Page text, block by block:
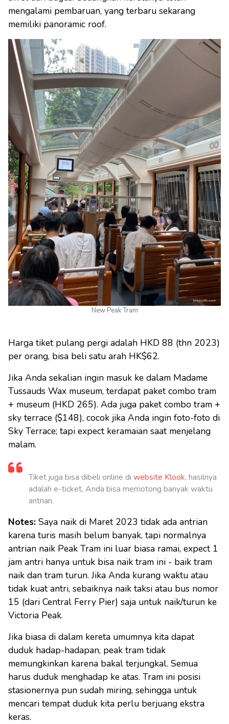
mengalami pembaruan, yang terbaru sekarang
memiliki panoramic roof.
New Peak Tram
Harga tiket pulang pergi adalah HKD 88 (thn 2023)
per orang, bisa beli satu arah HK$62.
Jika Anda sekalian ingin masuk ke dalam Madame
Tussauds Wax museum, terdapat paket combo tram
+ museum (HKD 265). Ada juga paket combo tram +
sky terrace ($148), cocok jika Anda ingin foto-foto di
Sky Terrace; tapi expect keramaian saat menjelang
malam.
Tiket juga bisa dibeli online di website Klook, hasilnya
adalah e-ticket, Anda bisa memotong banyak waktu
antrian.
Notes: Saya naik di Maret 2023 tidak ada antrian
karena turis masih belum banyak, tapi normalnya
antrian naik Peak Tram ini luar biasa ramai, expect 1
jam antri hanya untuk bisa naik tram ini - baik tram
naik dan tram turun. Jika Anda kurang waktu atau
tidak kuat antri, sebaiknya naik taksi atau bus nomor
15 (dari Central Ferry Pier) saja untuk naik/turun ke
Victoria Peak.
Jika biasa di dalam kereta umumnya kita dapat
duduk hadap-hadapan, peak tram tidak
memungkinkan karena bakal terjungkal. Semua
harus duduk menghadap ke atas. Tram ini posisi
stasionernya pun sudah miring, sehingga untuk
mencari tempat duduk kita perlu berjuang ekstra
keras.